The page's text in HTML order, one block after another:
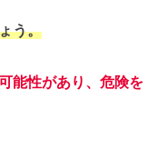
う。
能性があり、危険を